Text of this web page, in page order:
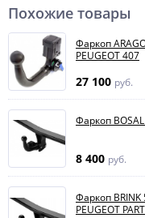
Похожие товары
Фаркоп
PEUGEOT 407
27 100 руб.
Фаркоп
8 400 руб.
Фаркоп BRINK
PEUGEOT